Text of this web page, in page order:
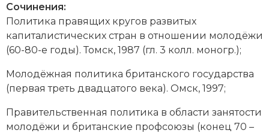
Политическая история
Революции и народные движения
Россия
Северная Америка
Сочинения:
Политика правящих кругов развитых
капиталистических стран в отношении молодёжи
(60-80-е годы). Томск, 1987 (гл. 3 колл. моногр.);
Молодёжная политика британского государства
(первая треть двадцатого века). Омск, 1997;
Правительственная политика в области занятости
молодёжи и британские профсоюзы (конец 70 –